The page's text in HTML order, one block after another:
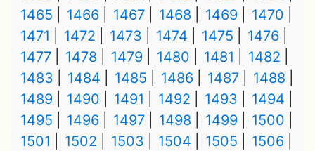
1465
1466 1467 1468 1469
1470
1471
1472 1473 1474 1475
1476
1477
1478 1479 1480 1481
1482
1483
1484 1485 1486 1487
1488
1489
1490 1491 1492 1493
1494
1495
1496 1497 1498 1499
1500
1501
1502 1503 1504 1505
1506